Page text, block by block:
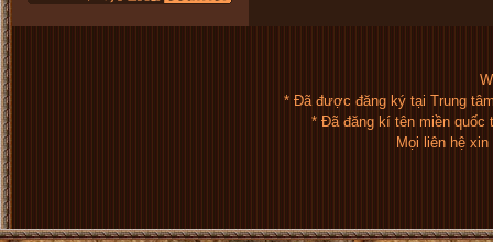
* Đã được đăng ký tại Trung
* Đã đăng kí tên miền quốc
Mọi liên hệ